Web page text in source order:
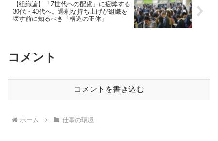
【組織論】「Z世代への配慮」に疲弊する
30代・40代へ。過剰な持ち上げが組織を
壊す前に知るべき「構造の正体」
コメント
コメントを書き込む
ホーム 仕事の環境